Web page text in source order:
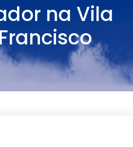
na Vila